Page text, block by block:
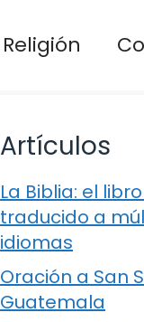
Religión
Artículos
La Biblia: el
traducido a
idiomas
Oración a San
Guatemala